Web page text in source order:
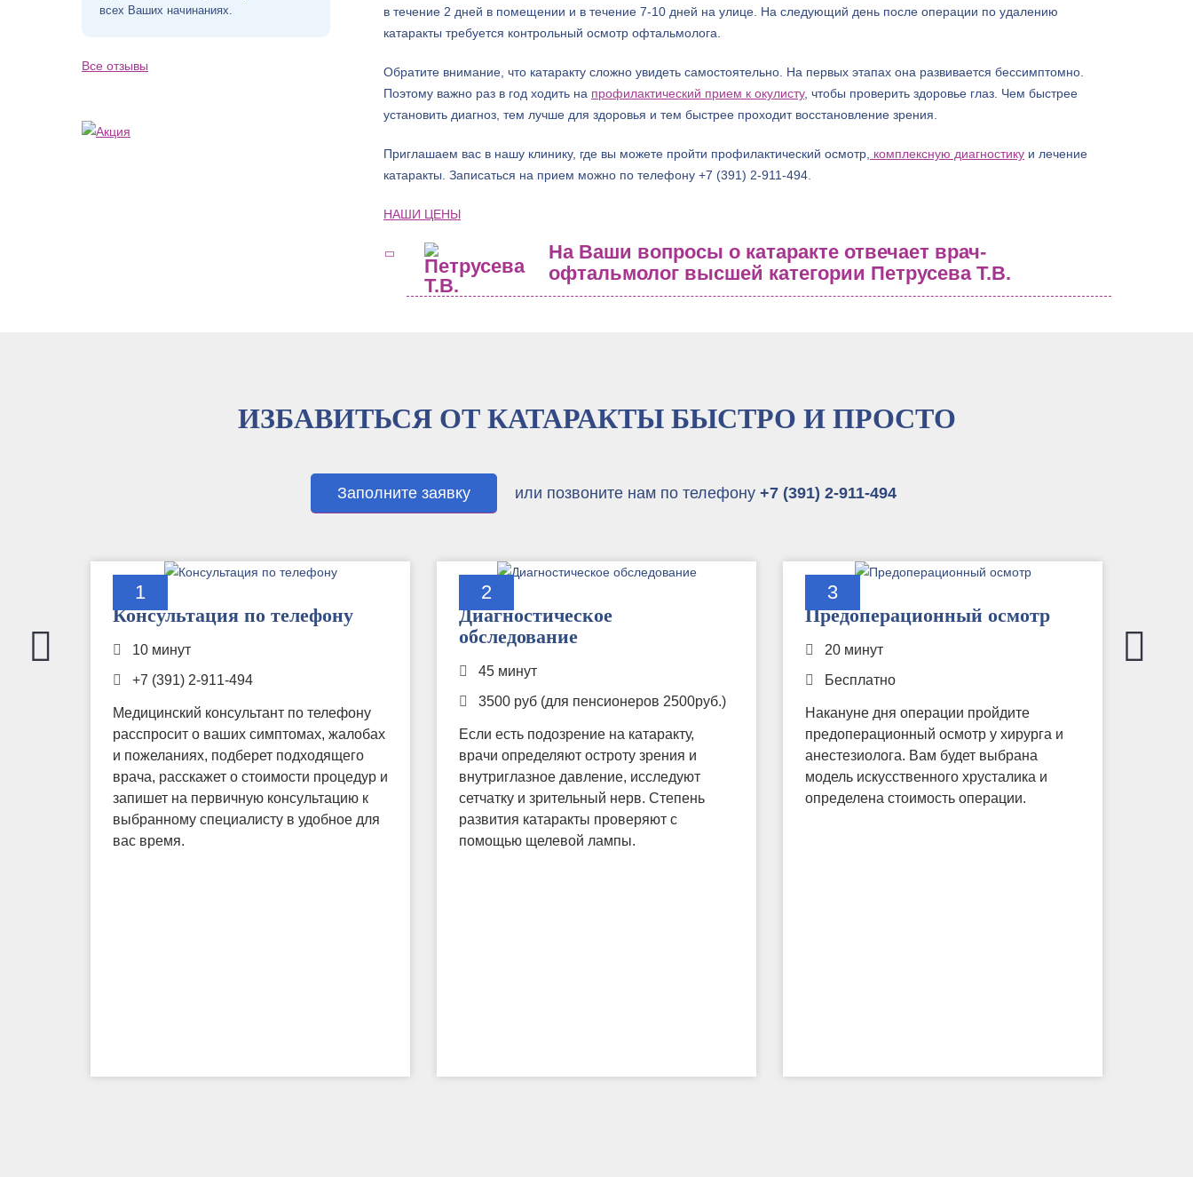
всех Ваших начинаниях.
Все отзывы
в течение 2 дней в помещении и в течение 7-10 дней на улице. На следующий день после операции по удалению
катаракты требуется контрольный осмотр офтальмолога.
Обратите внимание, что катаракту сложно увидеть самостоятельно. На первых этапах она развивается бессимптомно.
Поэтому важно раз в год ходить на профилактический прием к окулисту, чтобы проверить здоровье глаз. Чем быстрее
установить диагноз, тем лучше для здоровья и тем быстрее проходит восстановление зрения.
Приглашаем вас в нашу клинику, где вы можете пройти профилактический осмотр, комплексную диагностику и лечение
катаракты. Записаться на прием можно по телефону +7 (391) 2-911-494.
НАШИ ЦЕНЫ
На Ваши вопросы о катаракте отвечает врач-
офтальмолог высшей категории Петрусева Т.В.
ИЗБАВИТЬСЯ ОТ КАТАРАКТЫ БЫСТРО И ПРОСТО
Заполните заявку или позвоните нам по телефону +7 (391) 2-911-494
1
Консультация по телефону
10 минут
+7 (391) 2-911-494
Медицинский консультант по телефону
расспросит о ваших симптомах, жалобах
и пожеланиях, подберет подходящего
врача, расскажет о стоимости процедур и
запишет на первичную консультацию к
выбранному специалисту в удобное для
вас время.
2
Диагностическое
обследование
45 минут
3500 руб (для пенсионеров 2500руб.)
Если есть подозрение на катаракту,
врачи определяют остроту зрения и
внутриглазное давление, исследуют
сетчатку и зрительный нерв. Степень
развития катаракты проверяют с
помощью щелевой лампы.
3
Предоперационный осмотр
20 минут
Бесплатно
Накануне дня операции пройдите
предоперационный осмотр у хирурга и
анестезиолога. Вам будет выбрана
модель искусственного хрусталика и
определена стоимость операции.